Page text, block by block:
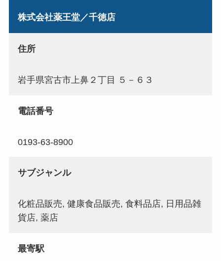
株式会社薬王堂／千徳店
住所
岩手県宮古市上鼻２丁目 ５－６３
電話番号
0193-63-8900
サブジャンル
化粧品販売, 健康食品販売, 食料品店, 日用品雑
貨店, 薬店
最寄駅